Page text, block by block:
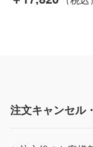
注文キャンセル